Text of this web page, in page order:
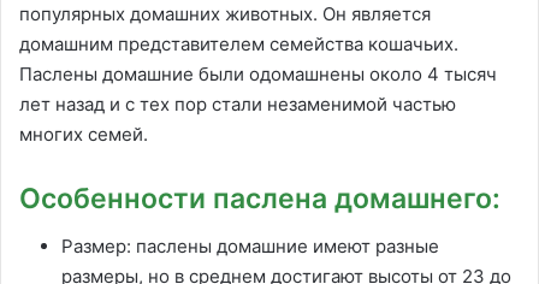
популярных домашних животных. Он является
домашним представителем семейства кошачьих.
Паслены домашние были одомашнены около 4 тысяч
лет назад и с тех пор стали незаменимой частью
многих семей.
Особенности паслена домашнего:
Размер: паслены домашние имеют разные
размеры, но в среднем достигают высоты от 23 до